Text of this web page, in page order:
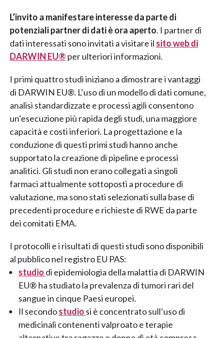
L’invito a manifestare interesse da parte di
potenziali partner di dati è ora aperto. I partner di
dati interessati sono invitati a visitare il sito web di
DARWIN EU® per ulteriori informazioni.
I primi quattro studi iniziano a dimostrare i vantaggi
di DARWIN EU®. L’uso di un modello di dati comune,
analisi standardizzate e processi agili consentono
un’esecuzione più rapida degli studi, una maggiore
capacità e costi inferiori. La progettazione e la
conduzione di questi primi studi hanno anche
supportato la creazione di pipeline e processi
analitici. Gli studi non erano collegati a singoli
farmaci attualmente sottoposti a procedure di
valutazione, ma sono stati selezionati sulla base di
precedenti procedure e richieste di RWE da parte
dei comitati EMA.
I protocolli e i risultati di questi studi sono disponibili
al pubblico nel registro EU PAS:
studio di epidemiologia della malattia di DARWIN
EU® ha studiato la prevalenza di tumori rari del
sangue in cinque Paesi europei.
Il secondostudio si è concentrato sull’uso di
medicinali contenenti valproato e terapie